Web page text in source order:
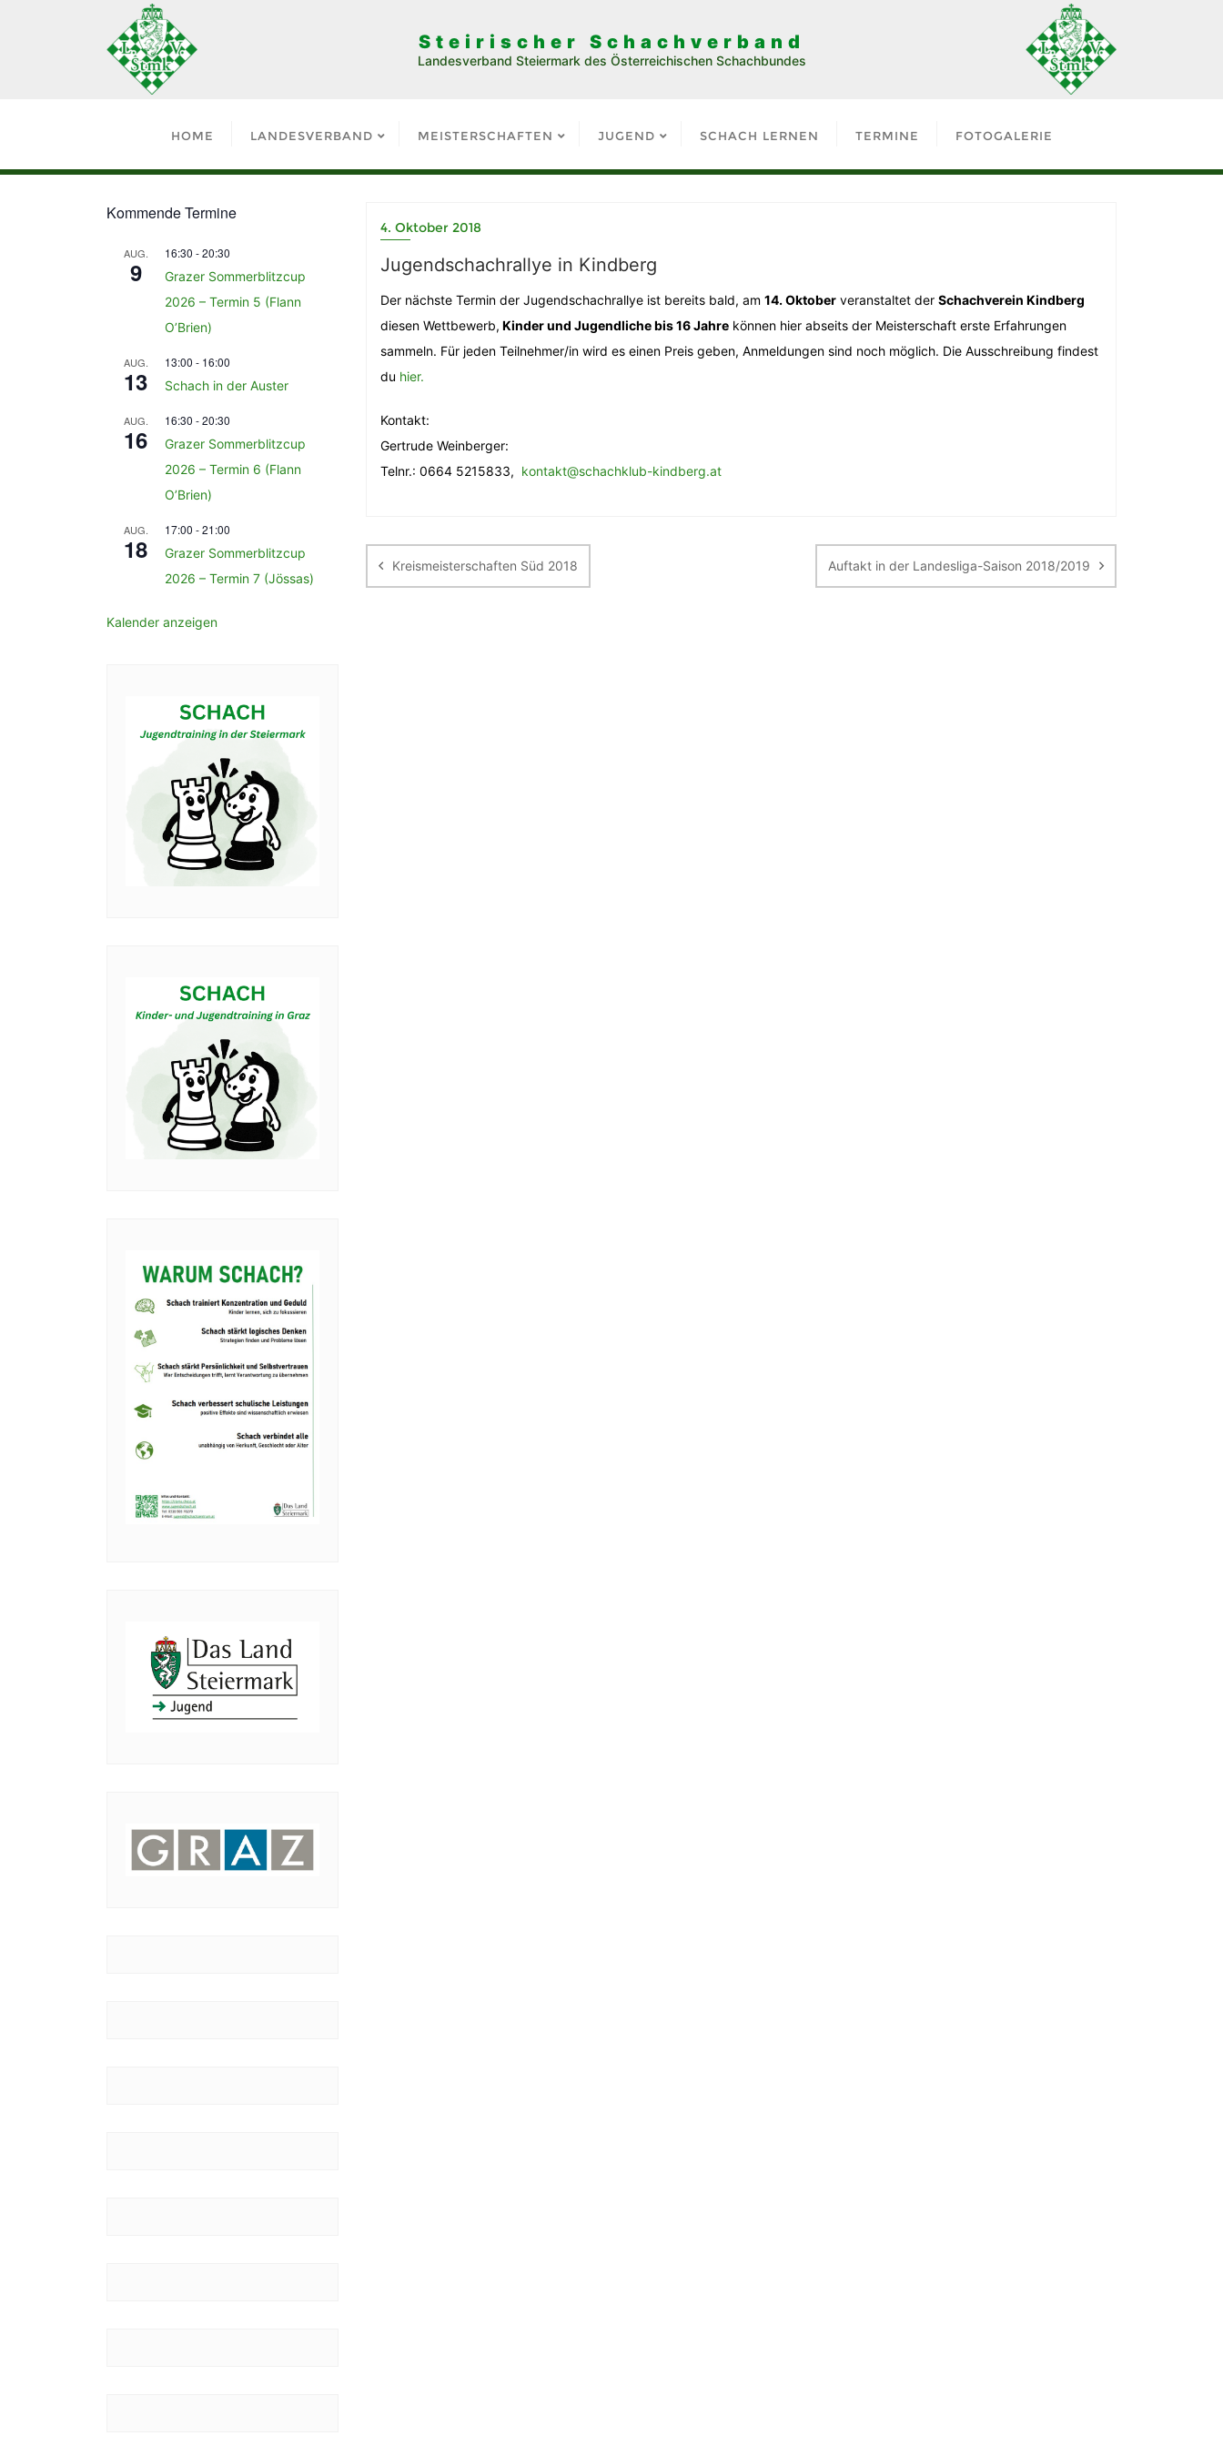
Steirischer Schachverband
Landesverband Steiermark des Österreichischen Schachbundes
HOME LANDESVERBAND MEISTERSCHAFTEN JUGEND SCHACH LERNEN TERMINE FOTOGALERIE
4. Oktober 2018
Jugendschachrallye in Kindberg
Der nächste Termin der Jugendschachrallye ist bereits bald, am 14. Oktober veranstaltet der Schachverein Kindberg
diesen Wettbewerb, Kinder und Jugendliche bis 16 Jahre können hier abseits der Meisterschaft erste Erfahrungen
sammeln. Für jeden Teilnehmer/in wird es einen Preis geben, Anmeldungen sind noch möglich. Die Ausschreibung findest
du hier.
Kontakt:
Gertrude Weinberger:
Telnr.: 0664 5215833, kontakt@schachklub-kindberg.at
Kreismeisterschaften Süd 2018 Auftakt in der Landesliga-Saison 2018/2019
Kommende Termine
AUG.
9
16:30 -20:30
Grazer Sommerblitzcup
2026 – Termin 5 (Flann
O’Brien)
AUG.
13
13:00 - 16:00
Schach in der Auster
AUG.
16
16:30 -20:30
Grazer Sommerblitzcup
2026 – Termin 6 (Flann
O’Brien)
AUG.
18
17:00 -21:00
Grazer Sommerblitzcup
2026 – Termin 7 (Jössas)
Kalender anzeigen